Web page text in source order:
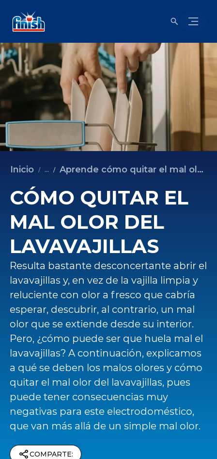
Inicio ... Aprende cómo quitar el mal olor del lavavajillas
CÓMO QUITAR EL
MAL OLOR DEL
LAVAVAJILLAS
Resulta bastante desconcertante abrir el
lavavajillas y, en vez de la vajilla limpia y
reluciente con olor a fresco que cabría
esperar, descubrir, al contrario, un mal
olor que se extiende desde su interior.
Pero, ¿cómo puede ser que huela mal el
lavavajillas? A continuación, explicamos
a qué se deben los malos olores y cómo
quitar el mal olor del lavavajillas, pues
puede tener consecuencias muy
negativas para este electrodoméstico,
que van más allá de un simple mal olor.
COMPARTE: